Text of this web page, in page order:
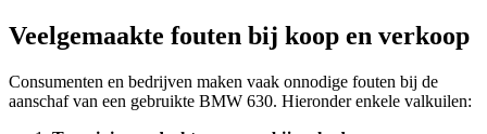
Veelgemaakte fouten bij koop en verkoop
Consumenten en bedrijven maken vaak onnodige fouten bij de
aanschaf van een gebruikte BMW 630. Hieronder enkele valkuilen: